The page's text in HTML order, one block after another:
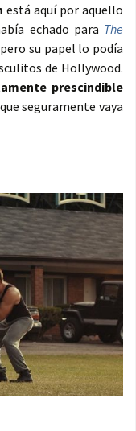
está aquí por aquello
echado para The
su papel lo podía
de Hollywood.
prescindible
seguramente vaya